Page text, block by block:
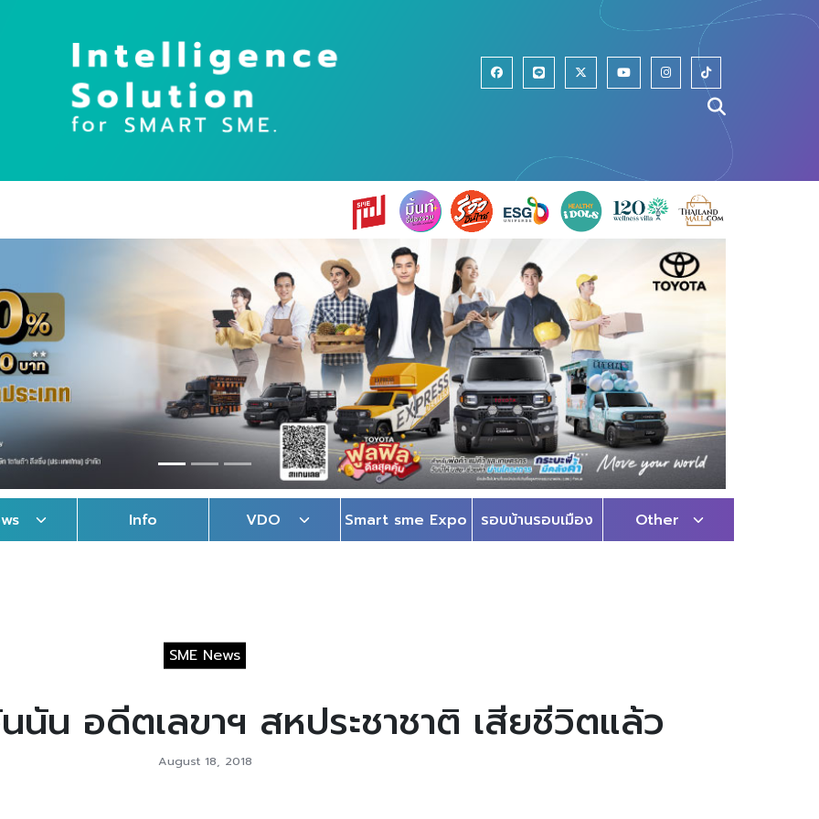
Info VDO Smart sme Expo รอบบ้านรอบเมือง Other
SME News
นัน อดีตเลขาฯ สหประชาชาติ เสียชีวิตแล้ว
August 18, 2018